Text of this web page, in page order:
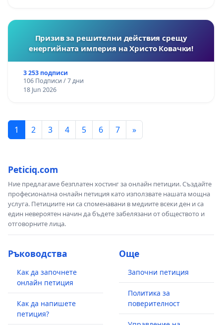
Призив за решителни действия срещу
енергийната империя на Христо Ковачки!
3 253 подписи
106 Подписи / 7 дни
18 Jun 2026
1 2 3 4 5 6 7 »
Peticiq.com
Ние предлагаме безплатен хостинг за онлайн петиции. Създайте
професионална онлайн петиция като използвате нашата мощна
услуга. Петициите ни са споменавани в медиите всеки ден и са
един невероятен начин да бъдете забелязани от обществото и
отговорните лица.
Ръководства
Как да започнете
онлайн петиция
Как да напишете
петиция?
Още
Започни петиция
Политика за
поверителност